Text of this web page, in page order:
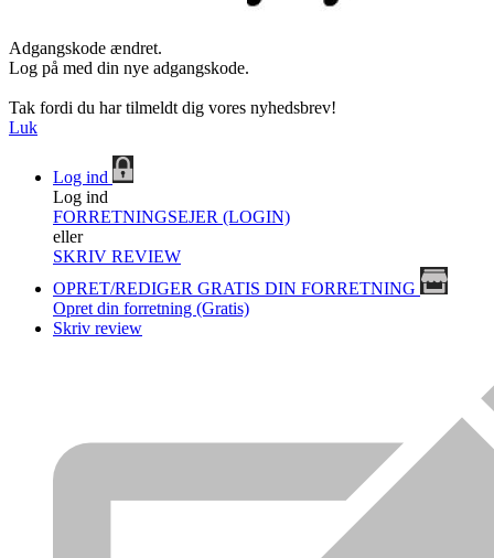
Adgangskode ændret.
Log på med din nye adgangskode.
Tak fordi du har tilmeldt dig vores nyhedsbrev!
Luk
Log ind
Log ind
FORRETNINGSEJER (LOGIN)
eller
SKRIV REVIEW
OPRET/REDIGER GRATIS DIN FORRETNING
Opret din forretning (Gratis)
Skriv review